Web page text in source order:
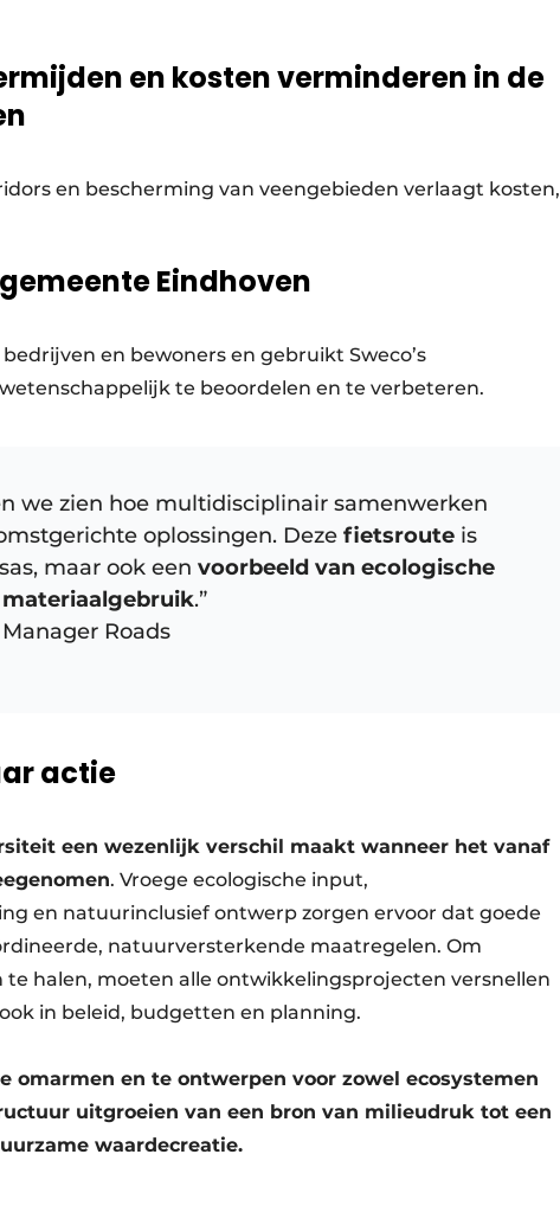
en kosten verminderen in de
en bescherming van veengebieden verlaagt kosten,
Eindhoven
en bewoners en gebruikt Sweco’s
te beoordelen en te verbeteren.
we zien hoe multidisciplinair samenwerken
oplossingen. Deze fietsroute is
maar ook een voorbeeld van ecologische
.”
Roads
actie
een wezenlijk verschil maakt wanneer het vanaf
. Vroege ecologische input,
en natuurinclusief ontwerp zorgen ervoor dat goede
natuurversterkende maatregelen. Om
halen, moeten alle ontwikkelingsprojecten versnellen
in beleid, budgetten en planning.
omarmen en te ontwerpen voor zowel ecosystemen
uitgroeien van een bron van milieudruk tot een
waardecreatie.